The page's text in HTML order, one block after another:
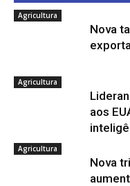
Agricultura
Nova
Agricultura
aos
Agricultura
Nova